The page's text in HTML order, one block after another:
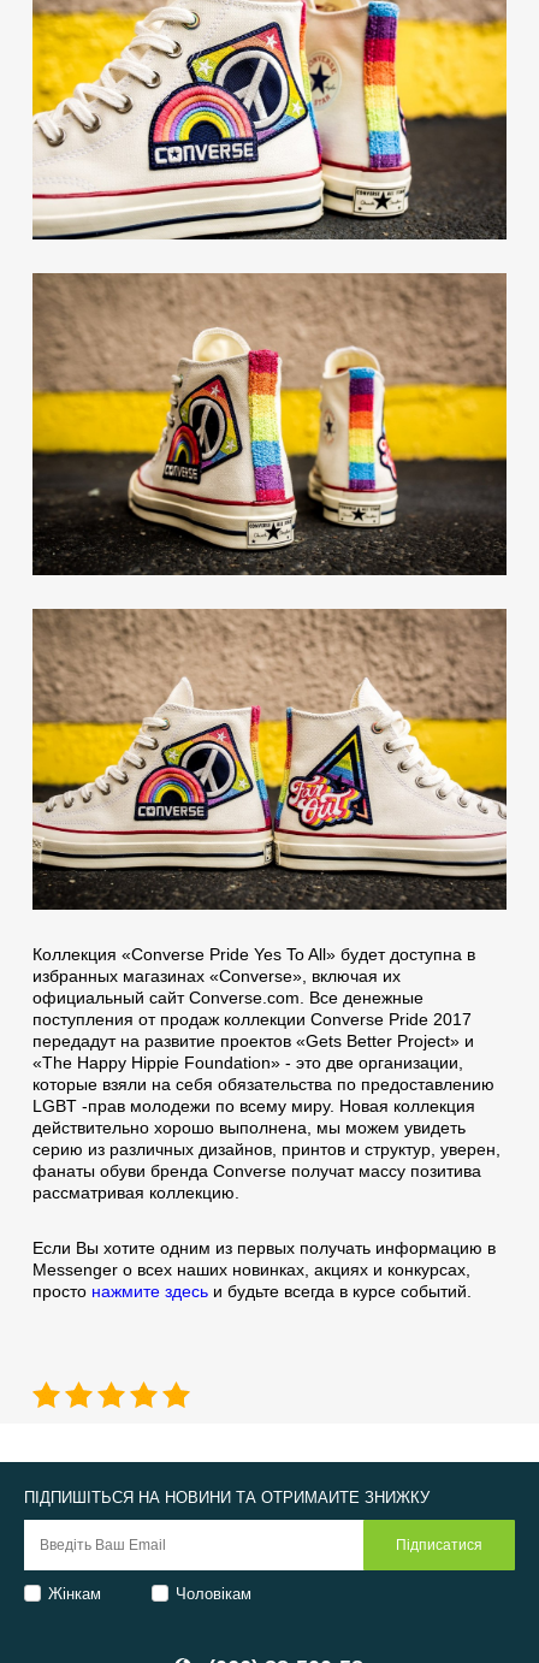
Коллекция «Converse Pride Yes To All» будет доступна в
избранных магазинах «Converse», включая их
официальный сайт Converse.com. Все денежные
поступления от продаж коллекции Converse Pride 2017
передадут на развитие проектов «Gets Better Project» и
«The Happy Hippie Foundation» - это две организации,
которые взяли на себя обязательства по предоставлению
LGBT -прав молодежи по всему миру. Новая коллекция
действительно хорошо выполнена, мы можем увидеть
серию из различных дизайнов, принтов и структур, уверен,
фанаты обуви бренда Converse получат массу позитива
рассматривая коллекцию.
Если Вы хотите одним из первых получать информацию в
Messenger о всех наших новинках, акциях и конкурсах,
просто нажмите здесь и будьте всегда в курсе событий.
ПІДПИШІТЬСЯ НА НОВИНИ ТА ОТРИМАЙТЕ ЗНИЖКУ
Жінкам Чоловікам